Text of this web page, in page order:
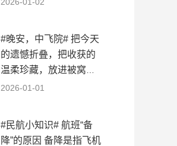
#晚安，中飞院# 把今天
的遗憾折叠，把收获的
温柔珍藏，放进被窝
里，和睡意一起沉淀...
2026-01-01
#民航小知识# 航班“备
降”的原因 备降是指飞机